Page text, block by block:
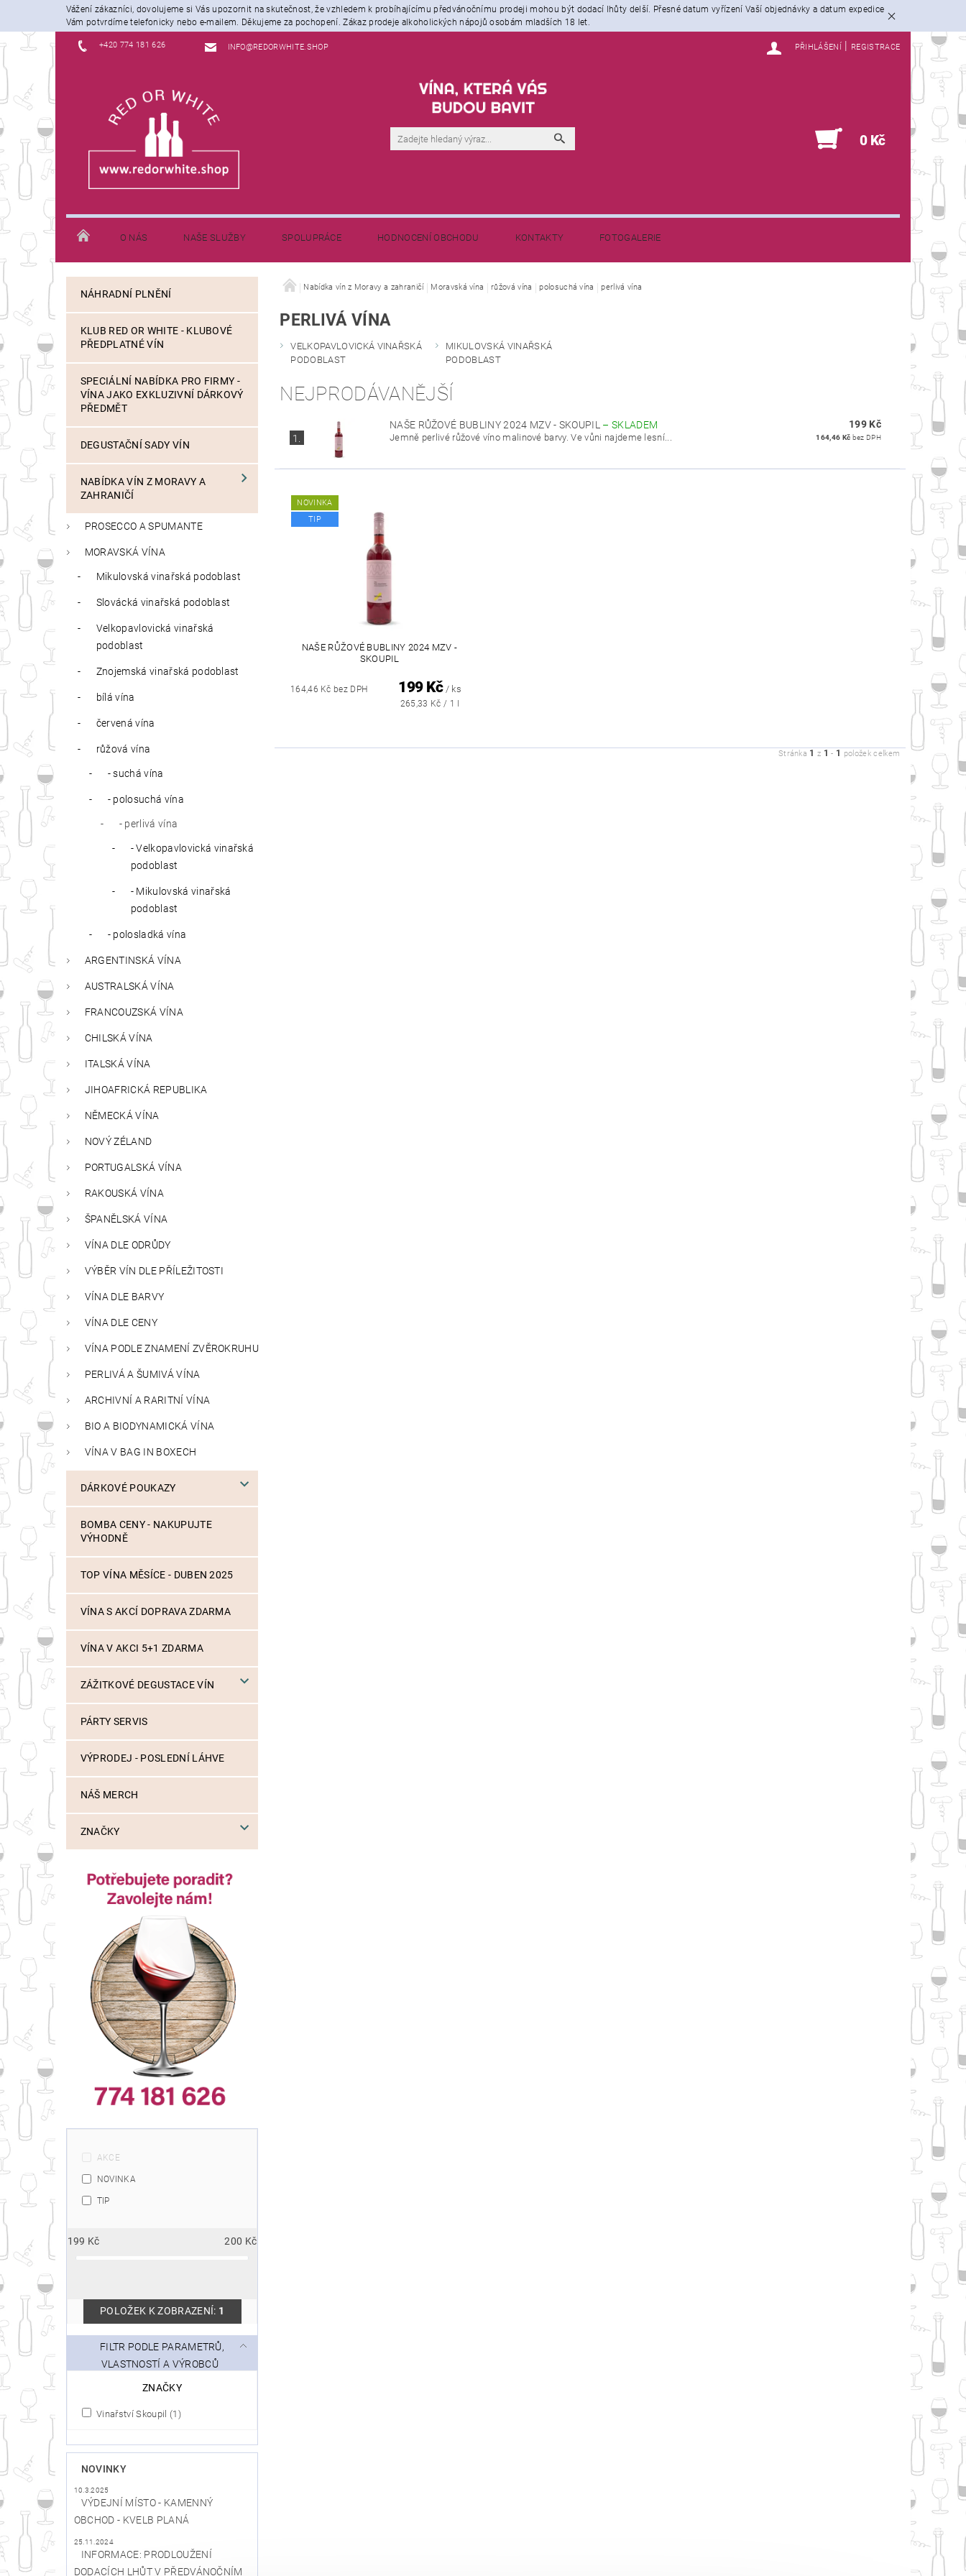
Vážení zákazníci, dovolujeme si Vás upozornit na skutečnost, že vzhledem k probíhajícímu předvánočnímu prodeji mohou být dodací lhůty delší. Přesné datum vyřízení Vaší objednávky a datum expedice
Vám potvrdíme telefonicky nebo e-mailem. Děkujeme za pochopení. Zákaz prodeje alkoholických nápojů osobám mladších 18 let.
+420 774 181 626 INFO@REDORWHITE.SHOP PŘIHLÁŠENÍ REGISTRACE
0 Kč
O NÁS NAŠE SLUŽBY SPOLUPRÁCE HODNOCENÍ OBCHODU KONTAKTY FOTOGALERIE
JAK NAKUPOVAT INFORMACE K DOPRAVĚ
NÁHRADNÍ PLNĚNÍ
KLUB RED OR WHITE - KLUBOVÉ
PŘEDPLATNÉ VÍN
SPECIÁLNÍ NABÍDKA PRO FIRMY -
VÍNA JAKO EXKLUZIVNÍ DÁRKOVÝ
PŘEDMĚT
DEGUSTAČNÍ SADY VÍN
NABÍDKA VÍN Z MORAVY A
ZAHRANIČÍ
PROSECCO A SPUMANTE
MORAVSKÁ VÍNA
Mikulovská vinařská podoblast
Slovácká vinařská podoblast
Velkopavlovická vinařská
podoblast
Znojemská vinařská podoblast
bílá vína
červená vína
růžová vína
- suchá vína
- polosuchá vína
- perlivá vína
- Velkopavlovická vinařská
podoblast
- Mikulovská vinařská
podoblast
- polosladká vína
ARGENTINSKÁ VÍNA
AUSTRALSKÁ VÍNA
FRANCOUZSKÁ VÍNA
CHILSKÁ VÍNA
ITALSKÁ VÍNA
JIHOAFRICKÁ REPUBLIKA
NĚMECKÁ VÍNA
NOVÝ ZÉLAND
PORTUGALSKÁ VÍNA
RAKOUSKÁ VÍNA
ŠPANĚLSKÁ VÍNA
VÍNA DLE ODRŮDY
VÝBĚR VÍN DLE PŘÍLEŽITOSTI
VÍNA DLE BARVY
VÍNA DLE CENY
VÍNA PODLE ZNAMENÍ ZVĚROKRUHU
PERLIVÁ A ŠUMIVÁ VÍNA
ARCHIVNÍ A RARITNÍ VÍNA
BIO A BIODYNAMICKÁ VÍNA
VÍNA V BAG IN BOXECH
DÁRKOVÉ POUKAZY
BOMBA CENY - NAKUPUJTE
VÝHODNĚ
TOP VÍNA MĚSÍCE - DUBEN 2025
VÍNA S AKCÍ DOPRAVA ZDARMA
VÍNA V AKCI 5+1 ZDARMA
ZÁŽITKOVÉ DEGUSTACE VÍN
PÁRTY SERVIS
VÝPRODEJ - POSLEDNÍ LÁHVE
NÁŠ MERCH
ZNAČKY
AKCE
NOVINKA
TIP
199 Kč 200 Kč
POLOŽEK K ZOBRAZENÍ: 1
FILTR PODLE PARAMETRŮ,
VLASTNOSTÍ A VÝROBCŮ
ZNAČKY
Vinařství Skoupil (1)
NOVINKY
10.3.2025
VÝDEJNÍ MÍSTO - KAMENNÝ
OBCHOD - KVELB PLANÁ
25.11.2024
INFORMACE: PRODLOUŽENÍ
DODACÍCH LHŮT V PŘEDVÁNOČNÍM
Nabídka vín z Moravy a zahraničí Moravská vína růžová vína polosuchá vína perlivá vína
PERLIVÁ VÍNA
VELKOPAVLOVICKÁ VINAŘSKÁ
PODOBLAST
MIKULOVSKÁ VINAŘSKÁ
PODOBLAST
NEJPRODÁVANĚJŠÍ
1.
NAŠE RŮŽOVÉ BUBLINY 2024 MZV - SKOUPIL –SKLADEM
Jemně perlivé růžové víno malinové barvy. Ve vůni najdeme lesní...
199 Kč
164,46 Kč bez DPH
NOVINKA
TIP
NAŠE RŮŽOVÉ BUBLINY 2024 MZV -
SKOUPIL
164,46 Kč bez DPH 199 Kč / ks
265,33 Kč / 1 l
Stránka 1 z 1 - 1 položek celkem